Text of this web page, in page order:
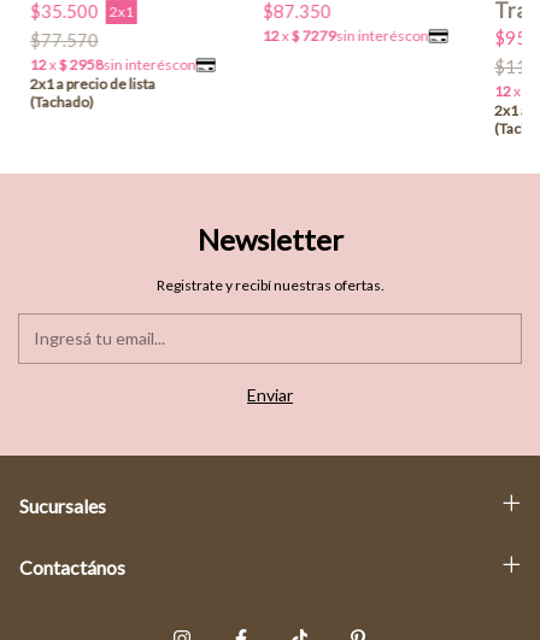
$35.500 2x1
$77.570
$87.350
Newsletter
Registrate y recibí nuestras ofertas.
Sucursales
Contactános